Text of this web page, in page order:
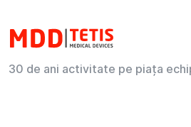
30 de ani activitate pe piața